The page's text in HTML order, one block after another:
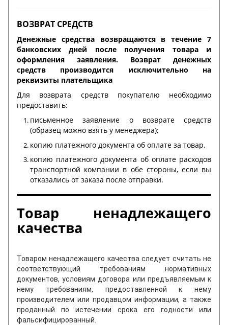
ВОЗВРАТ СРЕДСТВ
Денежные средства возвращаются в течение 7
банковских дней после получения товара и
оформления заявления. Возврат денежных
средств производится исключительно на
реквизиты плательщика
Для возврата средств покупателю необходимо
предоставить:
письменное заявление о возврате средств
(образец можно взять у менеджера);
копию платежного документа об оплате за товар.
копию платежного документа об оплате расходов
транспортной компании в обе стороны, если вы
отказались от заказа после отправки.
Товар ненадлежащего
качества
Товаром ненадлежащего качества следует считать не
соответствующий требованиям нормативных
документов, условиям договора или предъявляемым к
нему требованиям, предоставленной к нему
производителем или продавцом информации, а также
проданный по истечении срока его годности или
фальсифицированный.